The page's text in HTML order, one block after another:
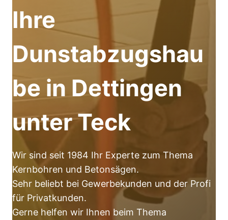
Ihre
Dunstabzugshau
be in Dettingen
unter Teck
Wir sind seit 1984 Ihr Experte zum Thema
Kernbohren und Betonsägen.
Sehr beliebt bei Gewerbekunden und der Profi
für Privatkunden.
Gerne helfen wir Ihnen beim Thema